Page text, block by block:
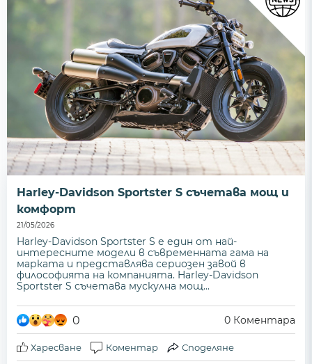
Harley-Davidson Sportster S съчетава мощ и
комфорт
21/05/2026
Harley-Davidson Sportster S е един от най-
интересните модели в съвременната гама на
марката и представлява сериозен завой в
философията на компанията. Harley-Davidson
Sportster S съчетава мускулна мощ...
0 0 Коментара
Харесване Коментар Споделяне